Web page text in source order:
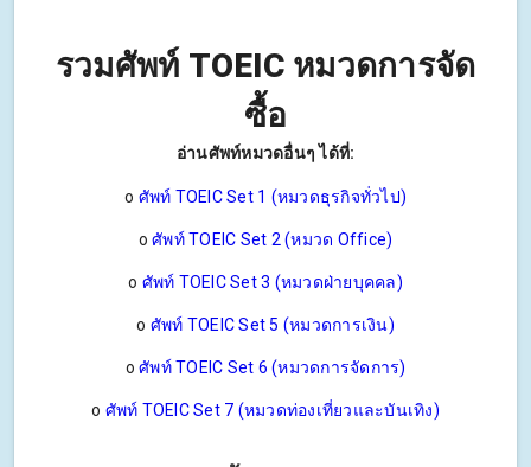
รวมศัพท์ TOEIC หมวดการจัด
ซื้อ
อ่านศัพท์หมวดอื่นๆ ได้ที่:
o ศัพท์ TOEIC Set 1 (หมวดธุรกิจทั่วไป)
oศัพท์ TOEIC Set 2 (หมวด Office)
o ศัพท์ TOEIC Set 3 (หมวดฝ่ายบุคคล)
o ศัพท์ TOEIC Set 5 (หมวดการเงิน)
o ศัพท์ TOEIC Set 6 (หมวดการจัดการ)
o ศัพท์ TOEIC Set 7 (หมวดท่องเที่ยวและบันเทิง)